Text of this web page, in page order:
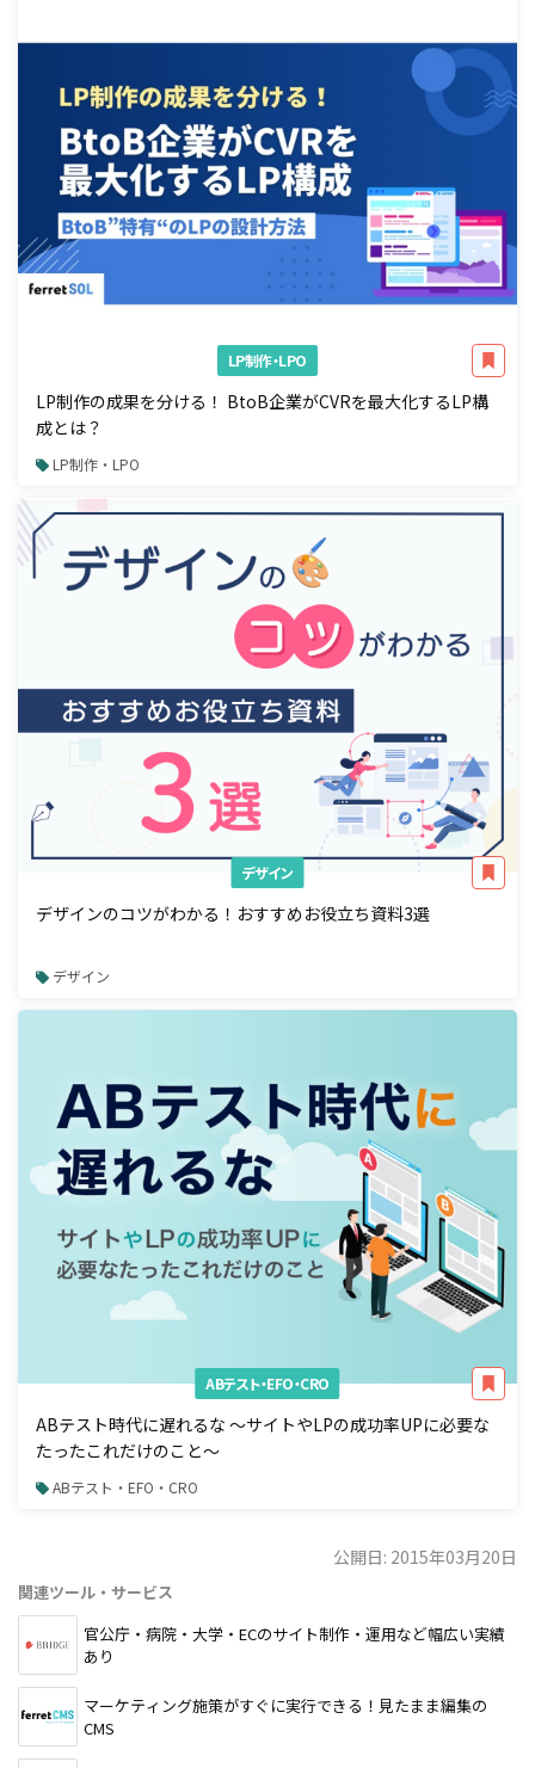
LP制作・LPO
LP制作の成果を分ける！ BtoB企業がCVRを最大化するLP構
成とは？
LP制作・LPO
デザイン
デザインのコツがわかる！おすすめお役立ち資料3選
デザイン
ABテスト・EFO・CRO
ABテスト時代に遅れるな 〜サイトやLPの成功率UPに必要な
たったこれだけのこと〜
ABテスト・EFO・CRO
公開日: 2015年03月20日
関連ツール・サービス
官公庁・病院・大学・ECのサイト制作・運用など幅広い実績
あり
マーケティング施策がすぐに実行できる！見たまま編集の
CMS